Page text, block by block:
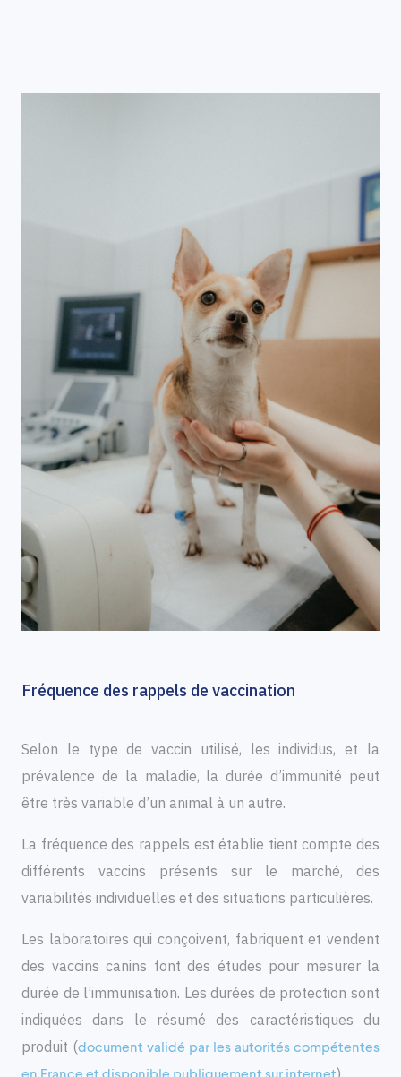
Fréquence des rappels de vaccination
Selon le type de vaccin utilisé, les individus, et la
prévalence de la maladie, la durée d’immunité peut
être très variable d’un animal à un autre.
La fréquence des rappels est établie tient compte des
différents vaccins présents sur le marché, des
variabilités individuelles et des situations particulières.
Les laboratoires qui conçoivent, fabriquent et vendent
des vaccins canins font des études pour mesurer la
durée de l’immunisation. Les durées de protection sont
indiquées dans le résumé des caractéristiques du
produit (document validé par les autorités compétentes